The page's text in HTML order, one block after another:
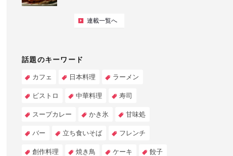
連載一覧へ
話題のキーワード
カフェ 日本料理 ラーメン
ビストロ 中華料理 寿司
スープカレー かき氷 甘味処
バー 立ち食いそば フレンチ
創作料理 焼き鳥 ケーキ 餃子